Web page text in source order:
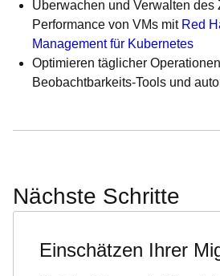
Überwachen und Verwalten des
Performance von VMs mit Red
Management für Kubernetes
Optimieren täglicher
Beobachtbarkeits-Tools und
Nächste Schritte
Einschätzen Ihrer